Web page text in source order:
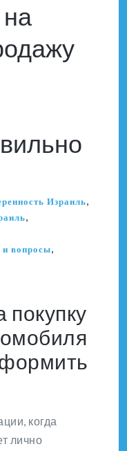
Израиль,
,
и вопросы,
покупку
когда
лично